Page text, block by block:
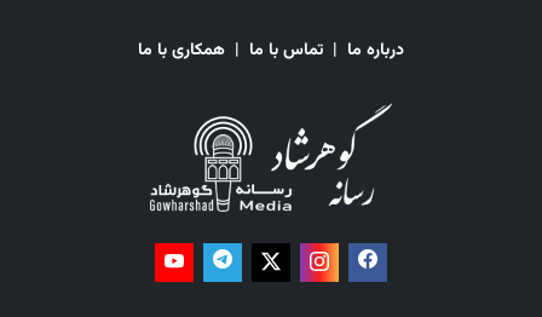
درباره ما | تماس با ما | همکاری با ما